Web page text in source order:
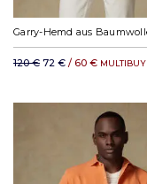
120 € 72 € / 60 € MULTIBUY